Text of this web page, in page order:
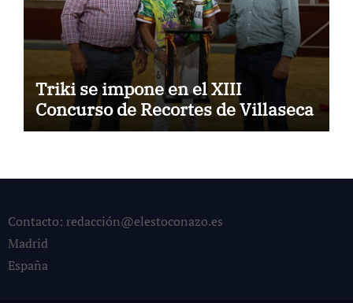
Triki se impone en el XIII
Concurso de Recortes de Villaseca
Contacto: redacción@elestoconazo.es
Madrid
España